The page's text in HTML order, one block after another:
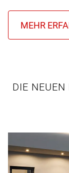
DIE